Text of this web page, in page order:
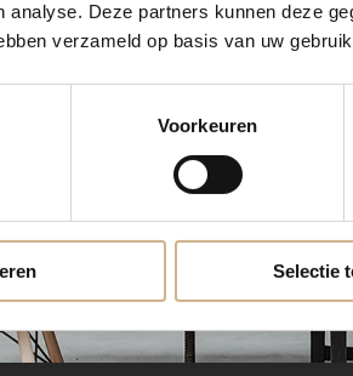
analyse. Deze partners kunnen deze
verzameld op basis van uw
Voorkeuren
Selectie